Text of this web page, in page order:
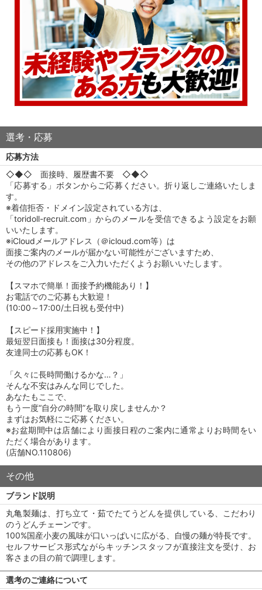
選考・応募
応募方法
◇◆◇ 面接時、履歴書不要 ◇◆◇
「応募する」ボタンからご応募ください。折り返しご連絡いたしま
す。
※着信拒否・ドメイン設定されている方は、
「toridoll-recruit.com」からのメールを受信できるよう設定をお願
いいたします。
※iCloudメールアドレス（＠icloud.com等）は
面接ご案内のメールが届かない可能性がございますため、
その他のアドレスをご入力いただくようお願いいたします。
【スマホで簡単！面接予約機能あり！】
お電話でのご応募も大歓迎！
(10:00～17:00/土日祝も受付中)
【スピード採用実施中！】
最短翌日面接も！面接は30分程度。
友達同士の応募もOK！
「久々に長時間働けるかな…？」
そんな不安はみんな同じでした。
あなたもここで、
もう一度“自分の時間”を取り戻しませんか？
まずはお気軽にご応募ください。
※お盆期間中は店舗により面接日程のご案内に通常よりお時間をい
ただく場合があります。
(店舗NO.110806)
その他
ブランド説明
丸亀製麺は、打ち立て・茹でたてうどんを提供している、こだわり
のうどんチェーンです。
100%国産小麦の風味が口いっぱいに広がる、自慢の麺が特長です。
セルフサービス形式ながらキッチンスタッフが直接注文を受け、お
客さまの目の前で調理します。
選考のご連絡について